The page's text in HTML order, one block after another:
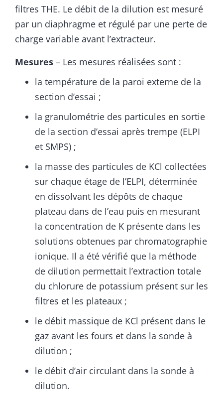
filtres THE. Le débit de la dilution est mesuré
par un diaphragme et régulé par une perte de
charge variable avant l’extracteur.
Mesures – Les mesures réalisées sont :
la température de la paroi externe de la
section d’essai ;
la granulométrie des particules en sortie
de la section d’essai après trempe (ELPI
et SMPS) ;
la masse des particules de KCl collectées
sur chaque étage de l’ELPI, déterminée
en dissolvant les dépôts de chaque
plateau dans de l’eau puis en mesurant
la concentration de K présente dans les
solutions obtenues par chromatographie
ionique. Il a été vérifié que la méthode
de dilution permettait l’extraction totale
du chlorure de potassium présent sur les
filtres et les plateaux ;
le débit massique de KCl présent dans le
gaz avant les fours et dans la sonde à
dilution ;
le débit d’air circulant dans la sonde à
dilution.